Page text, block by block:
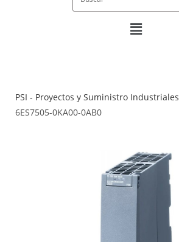
PSI - Proyectos y Suministro Industriales
6ES7505-0KA00-0AB0